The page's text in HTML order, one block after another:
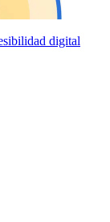
digital